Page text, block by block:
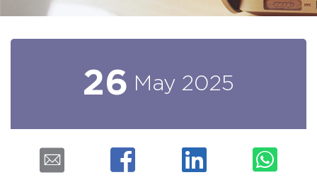
26 May 2025